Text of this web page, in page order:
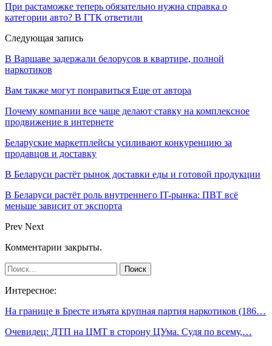
При растаможке теперь обязательно нужна справка о
категории авто? В ГТК ответили
Следующая запись
В Варшаве задержали белорусов в квартире, полной
наркотиков
Вам также могут понравиться Еще от автора
Почему компании все чаще делают ставку на комплексное
продвижение в интернете
Беларуские маркетплейсы усиливают конкуренцию за
продавцов и доставку
В Беларуси растёт рынок доставки еды и готовой продукции
В Беларуси растёт роль внутреннего IT-рынка: ПВТ всё
меньше зависит от экспорта
Prev Next
Комментарии закрыты.
Интересное:
На границе в Бресте изъята крупная партия наркотиков (186…
Очевидец: ДТП на ЦМТ в сторону ЦУма. Судя по всему,…